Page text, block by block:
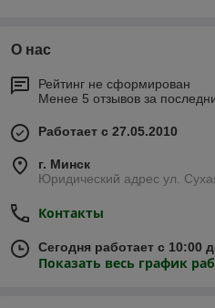
возраста и
лучшие книги для
малышей
Посмотреть
О нас
Рейтинг не сформирован
Менее 5 отзывов за
Работает с 27.05.2010
г. Минск
Юридический адрес ул.
Контакты
Сегодня работает с 10:00
Показать весь график